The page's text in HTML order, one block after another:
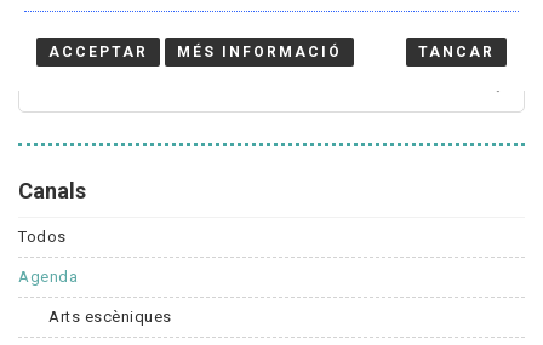
Canals
Todos
Agenda
Arts escèniques
ACCEPTAR MÉS INFORMACIÓ TANCAR